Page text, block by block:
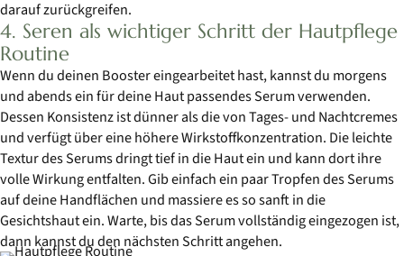
darauf zurückgreifen.
4. Seren als wichtiger Schritt der Hautpflege
Routine
Wenn du deinen Booster eingearbeitet hast, kannst du morgens
und abends ein für deine Haut passendes Serum verwenden.
Dessen Konsistenz ist dünner als die von Tages- und Nachtcremes
und verfügt über eine höhere Wirkstoffkonzentration. Die leichte
Textur des Serums dringt tief in die Haut ein und kann dort ihre
volle Wirkung entfalten. Gib einfach ein paar Tropfen des Serums
auf deine Handflächen und massiere es so sanft in die
Gesichtshaut ein. Warte, bis das Serum vollständig eingezogen ist,
dann kannst du den nächsten Schritt angehen.